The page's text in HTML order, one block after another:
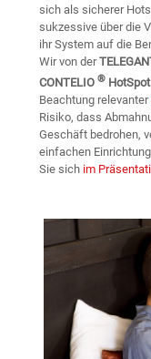
sich als sicherer
sukzessive über die
ihr System auf die
Wir von der
CONTELIO ® HotSpot
Beachtung relevanter
Risiko, dass
Geschäft bedrohen,
einfachen
Sie sich im